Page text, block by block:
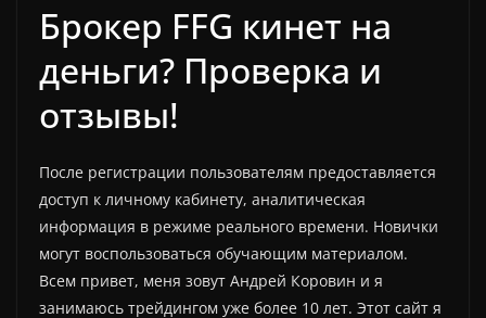
Брокер FFG кинет на
деньги? Проверка и
отзывы!
После регистрации пользователям предоставляется
доступ к личному кабинету, аналитическая
информация в режиме реального времени. Новички
могут воспользоваться обучающим материалом.
Всем привет, меня зовут Андрей Коровин и я
занимаюсь трейдингом уже более 10 лет. Этот сайт я